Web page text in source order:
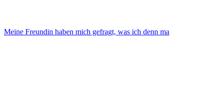
Meine Freundin haben mich gefragt, was ich denn ma